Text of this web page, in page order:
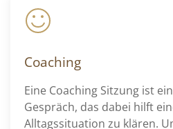
Coaching
Eine Coaching Sitzung ist
Gespräch, das dabei hilft
Alltagssituation zu klären.